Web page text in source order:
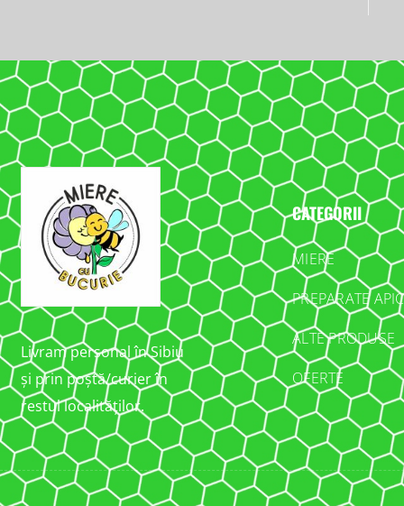
Livram personal în Sibiu
și prin poștă/curier în
restul localităților.
CATEGORII
MIERE
PREPARATE
ALTE PRODUSE
OFERTE